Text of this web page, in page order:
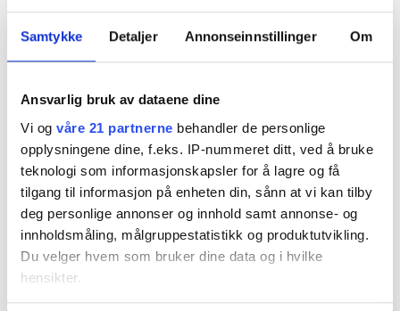
Samtykke Detaljer Annonseinnstillinger Om
Ansvarlig bruk av dataene dine
Vi og våre 21 partnerne behandler de personlige
opplysningene dine, f.eks. IP-nummeret ditt, ved å bruke
teknologi som informasjonskapsler for å lagre og få
tilgang til informasjon på enheten din, sånn at vi kan tilby
deg personlige annonser og innhold samt annonse- og
innholdsmåling, målgruppestatistikk og produktutvikling.
Du velger hvem som bruker dine data og i hvilke
hensikter.
Fontene er et medlemsblad og utgis av FO
velferdsvitere.
Bladet og nettsiden representerer den største
markedsplassen i Norge for utlyste stillinger for de
aktuelle utdanningene.
FO organiserer 36.000 medlemmer, av disse er ca. 2.400
studenter. Ca. 1.000 av studentene er i avgangskullene
og er aktive søkere til stillinger over hele landet, som